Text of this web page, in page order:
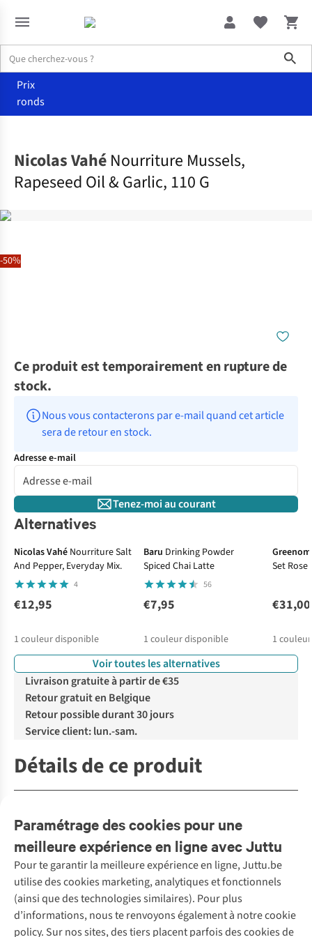
Prix
ronds
-50%
Nicolas Vahé Nourriture Mussels,
Rapeseed Oil & Garlic, 110 G
Ce produit est temporairement en rupture de
stock.
Nous vous contacterons par e-mail quand cet article
sera de retour en stock.
Adresse e-mail
Tenez-moi au courant
Alternatives
Nicolas Vahé Nourriture Salt
And Pepper, Everyday Mix.
4
€12,95
1 couleur disponible
Baru Drinking Powder
Spiced Chai Latte
56
€7,95
1 couleur disponible
Set Rose
€31,00
1
Voir toutes les alternatives
Livraison gratuite à partir de €35
Retour gratuit en Belgique
Retour possible durant 30 jours
Service client: lun.-sam.
Détails de ce produit
Paramétrage des cookies pour une
meilleure expérience en ligne avec Juttu
Pour te garantir la meilleure expérience en ligne, Juttu.be
utilise des cookies marketing, analytiques et fonctionnels
(ainsi que des technologies similaires). Pour plus
d’informations, nous te renvoyons également à notre cookie
policy. Sur nos sites, des tiers placent parfois des cookies de
Service client
Questions fréquentes
Commander
Nos services